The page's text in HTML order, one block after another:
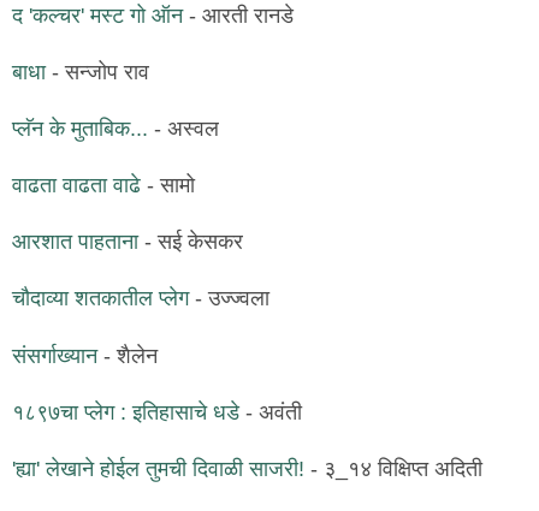
द 'कल्चर' मस्ट गो ऑन- आरती रानडे
बाधा- सन्जोप राव
प्लॅन के मुताबिक... - अस्वल
वाढता वाढता वाढे - सामो
आरशात पाहताना- सई केसकर
चौदाव्या शतकातील प्लेग- उज्ज्वला
संसर्गाख्यान- शैलेन
१८९७चा प्लेग : इतिहासाचे धडे- अवंती
'ह्या' लेखाने होईल तुमची दिवाळी साजरी! - ३_१४ विक्षिप्त अदिती